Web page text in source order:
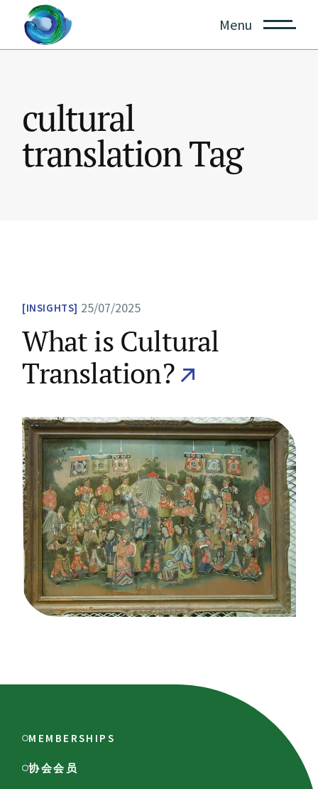
content
Menu
cultural
translation Tag
INSIGHTS 25/07/2025
What is Cultural
Translation?
MEMBERSHIPS
协会会员